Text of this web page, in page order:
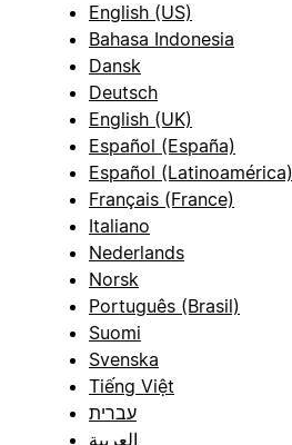
English (US)
Bahasa Indonesia
Dansk
Deutsch
English (UK)
Español (España)
Español (Latinoamérica)
Français (France)
Italiano
Nederlands
Norsk
Português (Brasil)
Suomi
Svenska
Tiếng Việt
עברית
العربية